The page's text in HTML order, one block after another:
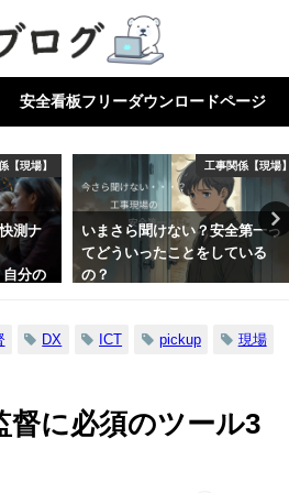
安全看板フリーダウンロードページ
【現場】
測ナ
自分の
工事関係【現場】
いまさら聞けない？安全第一っ
てどういったことをしている
の？
DX ICT pickup 現場
督に必須のツール3